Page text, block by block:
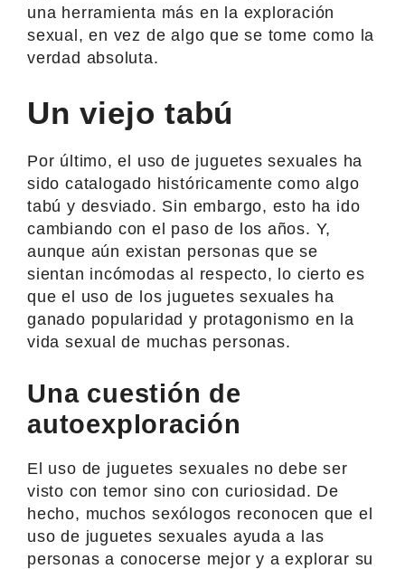
una herramienta más en la exploración
sexual, en vez de algo que se tome como la
verdad absoluta.
Un viejo tabú
Por último, el uso de juguetes sexuales ha
sido catalogado históricamente como algo
tabú y desviado. Sin embargo, esto ha ido
cambiando con el paso de los años. Y,
aunque aún existan personas que se
sientan incómodas al respecto, lo cierto es
que el uso de los juguetes sexuales ha
ganado popularidad y protagonismo en la
vida sexual de muchas personas.
Una cuestión de
autoexploración
El uso de juguetes sexuales no debe ser
visto con temor sino con curiosidad. De
hecho, muchos sexólogos reconocen que el
uso de juguetes sexuales ayuda a las
personas a conocerse mejor y a explorar su